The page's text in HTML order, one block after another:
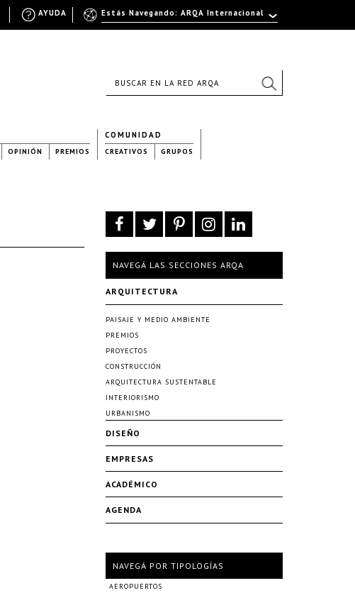
OPINIÓN PREMIOS
COMUNIDAD
CREATIVOS GRUPOS
NAVEGÁ LAS SECCIONES ARQA
ARQUITECTURA
PAISAJE Y MEDIO AMBIENTE
PREMIOS
PROYECTOS
CONSTRUCCIÓN
ARQUITECTURA SUSTENTABLE
INTERIORISMO
URBANISMO
DISEÑO
EMPRESAS
ACADÉMICO
AGENDA
NAVEGÁ POR TIPOLOGÍAS
AEROPUERTOS
Estás Navegando: ARQA Internacional
AYUDA